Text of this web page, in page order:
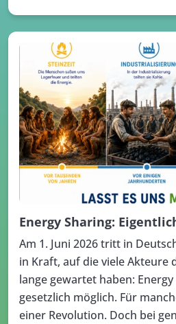
Energy Sharing:
Am 1. Juni 2026 tritt in
in Kraft, auf die viele Akteure
lange gewartet haben:
gesetzlich möglich. Für
einer Revolution. Doch bei